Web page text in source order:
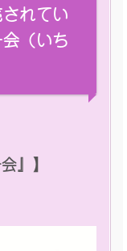
れてい
（いち
』】